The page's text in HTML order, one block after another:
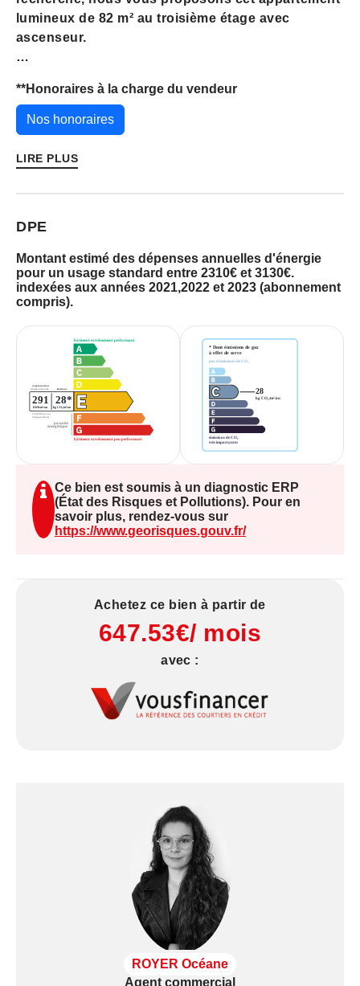
lumineux de 82 m² au troisième étage avec
ascenseur.
grande pièce de vie lumineuse, une cuisine
indépendante aménagée et équipée, une salle de
bain, deux chambres confortables avec placard et
une possibilité d'une troisième chambre
facilement , ainsi qu'une buanderie et WC
Un bien disposant d'une cave et d'une place de
parking privative, apprécié pour sa proximité des
commerces et des transports.
Informations complémentaires :
Énergétique : 18/09/2025
Consommation énergie primaire: 291 kWh/m²/an -
Rang E
Gaz à effet de serre : 28 kg éqCO2/m²/an - Rang C
Montant estimé des dépenses annuelles d'énergie
A propos de la copropriété :
- Nombre de lots : 192
- Nombre de lots d'habitation : 65
Les informations sur les risques auxquels ce bien
est exposé sont disponibles sur le site Géorisques
: www.géorisques.gouv.fr
**Honoraires à la charge du vendeur
Nos honoraires
LIRE PLUS
DPE
Montant estimé des dépenses annuelles d'énergie
pour un usage standard entre 2310€ et 3130€.
indexées aux années 2021,2022 et 2023 (abonnement
compris).
Ce bien est soumis à un diagnostic ERP
(État des Risques et Pollutions). Pour en
savoir plus, rendez-vous sur
https://www.georisques.gouv.fr/
Achetez ce bien à partir de
647.53€/ mois
avec :
ROYER Océane
Agent commercial